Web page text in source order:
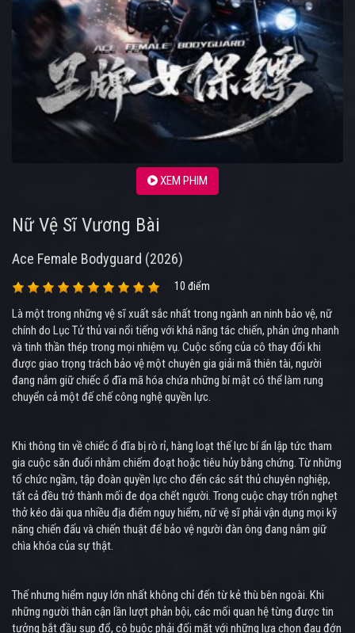
XEM PHIM
Nữ Vệ Sĩ Vương Bài
Ace Female Bodyguard (2026)
10 điểm
Là một trong những vệ sĩ xuất sắc nhất trong ngành an ninh bảo vệ, nữ
chính do Lục Tử thủ vai nổi tiếng với khả năng tác chiến, phản ứng nhanh
và tinh thần thép trong mọi nhiệm vụ. Cuộc sống của cô thay đổi khi
được giao trọng trách bảo vệ một chuyên gia giải mã thiên tài, người
đang nắm giữ chiếc ổ đĩa mã hóa chứa những bí mật có thể làm rung
chuyển cả một đế chế công nghệ quyền lực.
Khi thông tin về chiếc ổ đĩa bị rò rỉ, hàng loạt thế lực bí ẩn lập tức tham
gia cuộc săn đuổi nhằm chiếm đoạt hoặc tiêu hủy bằng chứng. Từ những
tổ chức ngầm, tập đoàn quyền lực cho đến các sát thủ chuyên nghiệp,
tất cả đều trở thành mối đe dọa chết người. Trong cuộc chạy trốn nghẹt
thở kéo dài qua nhiều địa điểm nguy hiểm, nữ vệ sĩ phải vận dụng mọi kỹ
năng chiến đấu và chiến thuật để bảo vệ người đàn ông đang nắm giữ
chìa khóa của sự thật.
Thế nhưng hiểm nguy lớn nhất không chỉ đến từ kẻ thù bên ngoài. Khi
những người thân cận lần lượt phản bội, các mối quan hệ từng được tin
tưởng bắt đầu sụp đổ, cô buộc phải đối mặt với những lựa chọn đau đớn